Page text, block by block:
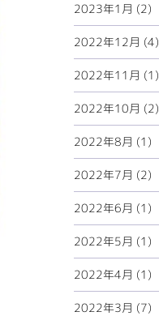
2023年1月 (2)
2022年12月 (4)
2022年11月 (1)
2022年10月 (2)
2022年8月 (1)
2022年7月 (2)
2022年6月 (1)
2022年5月 (1)
2022年4月 (1)
2022年3月 (7)